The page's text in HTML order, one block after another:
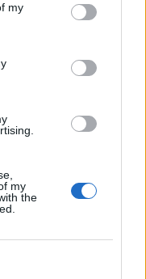
my
my
the
is?
Beko, Whirlpool